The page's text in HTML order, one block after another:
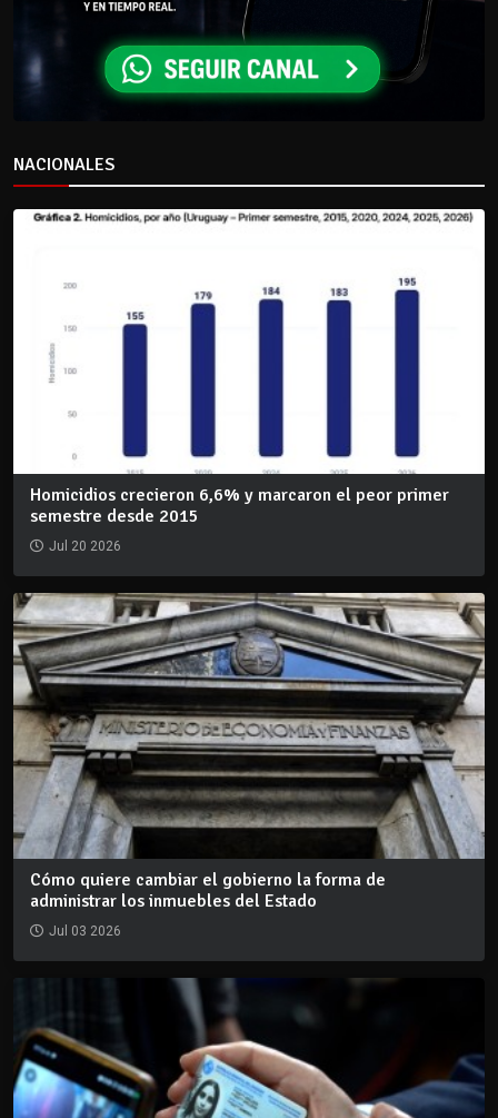
NACIONALES
Homicidios crecieron 6,6% y marcaron el peor primer
semestre desde 2015
Jul 20 2026
Cómo quiere cambiar el gobierno la forma de
administrar los inmuebles del Estado
Jul 03 2026